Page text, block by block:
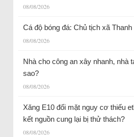
08/08/2026
Cá độ bóng đá: Chủ tịch xã
08/08/2026
Nhà cho công an xây nhanh, nhà
sao?
08/08/2026
Xăng E10 đối mặt nguy cơ thiếu
kết nguồn cung lại bị thử thách?
08/08/2026